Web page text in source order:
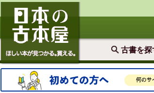
古書を探